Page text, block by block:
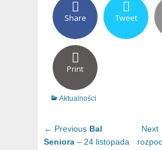
Share Tweet
Print
Categories
Aktualności
Nawigacja
wpisu
← Previous Previous
post:
Bal
Seniora – 24 listopada
Next